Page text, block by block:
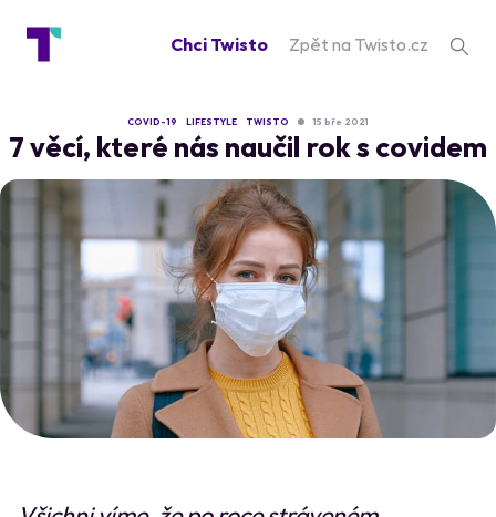
Chci Twisto Zpět na Twisto.cz
COVID- 19 LIFESTYLE TWISTO 15 bře 2021
7 věcí, které nás naučil rok s covidem